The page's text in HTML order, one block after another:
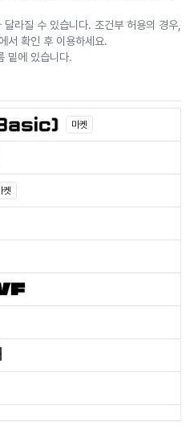
라질 수 있습니다. 조건부 허용의 경우,
서 확인 후 이용하세요.
밑에 있습니다.
마켓
켓